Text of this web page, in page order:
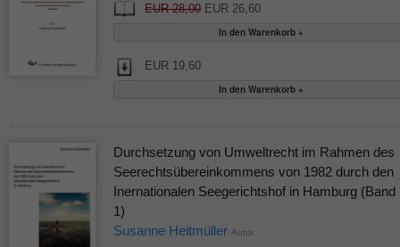
EUR 28,00EUR 26,60
EUR 19,60
Durchsetzung von Umweltrecht im Rahmen des
Seerechtsübereinkommens von 1982 durch den
Inernationalen Seegerichtshof in Hamburg (Band
1)
Susanne Heitmüller Autor